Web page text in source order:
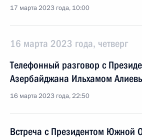
17 марта 2023 года, 10:00
16 марта 2023 года, четверг
Телефонный разговор с
Азербайджана Ильхамом
16 марта 2023 года, 22:50
Встреча с Президентом Южной